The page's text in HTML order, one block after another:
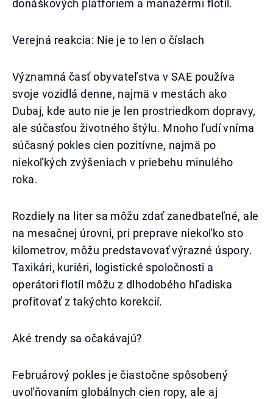
donáškových platforiem a manažérmi flotíl.
Verejná reakcia: Nie je to len o číslach
Významná časť obyvateľstva v SAE používa
svoje vozidlá denne, najmä v mestách ako
Dubaj, kde auto nie je len prostriedkom dopravy,
ale súčasťou životného štýlu. Mnoho ľudí vníma
súčasný pokles cien pozitívne, najmä po
niekoľkých zvýšeniach v priebehu minulého
roka.
Rozdiely na liter sa môžu zdať zanedbateľné, ale
na mesačnej úrovni, pri preprave niekoľko sto
kilometrov, môžu predstavovať výrazné úspory.
Taxikári, kuriéri, logistické spoločnosti a
operátori flotíl môžu z dlhodobého hľadiska
profitovať z takýchto korekcií.
Aké trendy sa očakávajú?
Februárový pokles je čiastočne spôsobený
uvoľňovaním globálnych cien ropy, ale aj